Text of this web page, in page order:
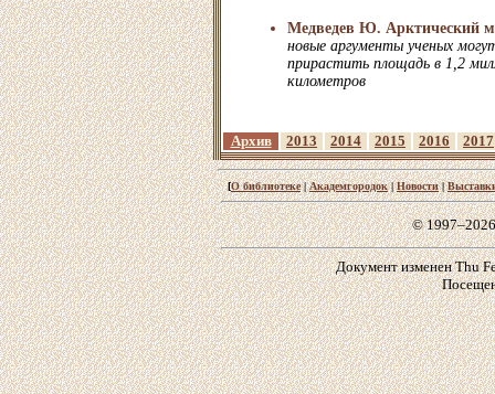
Медведев Ю. Арктический
новые аргументы ученых
прирастить площадь в 1,2
километров
Архив 2013 2014 2015 2016 2017
[О библиотеке|Академгородок|Новости|
©
Документ изменен Thu